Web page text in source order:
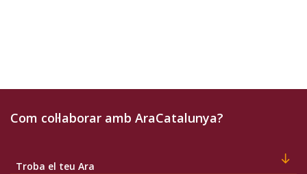
Com col·laborar amb AraCatalunya?
Troba el teu Ara